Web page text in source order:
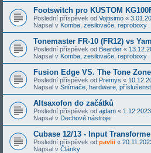
Footswitch pro KUSTOM
Poslední příspěvek od Vojtisimo «
Napsal v Komba, zesilovače, reproboxy
Tonemaster FR-10 (FR12) vs
Poslední příspěvek od Bearder «
Napsal v Komba, zesilovače, reproboxy
Fusion Edge VS. The Tone
Poslední příspěvek od Premys «
Napsal v Snímače, hardware,
Altsaxofon do začátků
Poslední příspěvek od ajdam «
Napsal v Dechové nástroje
Cubase 12/13 - Input
Poslední příspěvek od pavlii «
Napsal v Články